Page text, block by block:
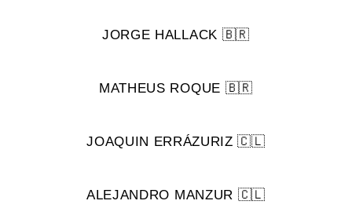
JORGE HALLACK 🇧🇷
MATHEUS ROQUE 🇧🇷
JOAQUIN ERRÁZURIZ 🇨🇱
ALEJANDRO MANZUR 🇨🇱